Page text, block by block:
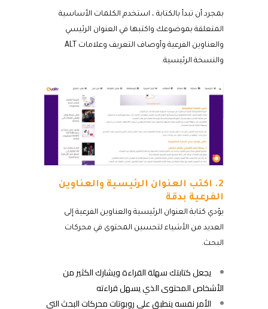
بمجرد أن تبدأ بالكتابة ، استخدم الكلمات الأساسية
المتعلقة بموضوعك واكتبها في العنوان الرئيسي
والعناوين الفرعية وأوصاف التعريف وعلامات ALT
والنسخة الرئيسية.
2. اكتب العنوان الرئيسية والعناوين
الفرعية بدقة
يؤدي كتابة العنوان الرئيسية والعناوين الفرعية إلى
العديد من الأشياء لتحسين المحتوى في محركات
البحث.
يجعل كتابتك سهلة القراءة ويشارك الكثير من
الأشخاص المحتوى الذي يسهل قراءته
الأمر نفسه ينطبق على روبوتات محركات البحث التي